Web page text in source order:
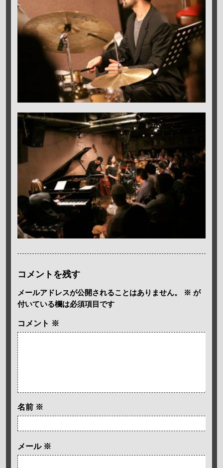
コメントを残す
メールアドレスが公開されることはありません。 ※ が
付いている欄は必須項目です
コメント ※
名前 ※
メール ※